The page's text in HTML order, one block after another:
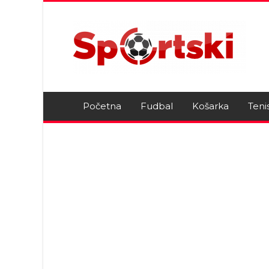
Početna Fudbal Košarka